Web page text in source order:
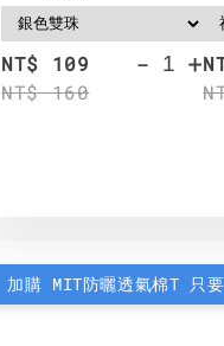
NT$ 109
NT$ 160
- +
加購 MIT防曬透氣棉T 只